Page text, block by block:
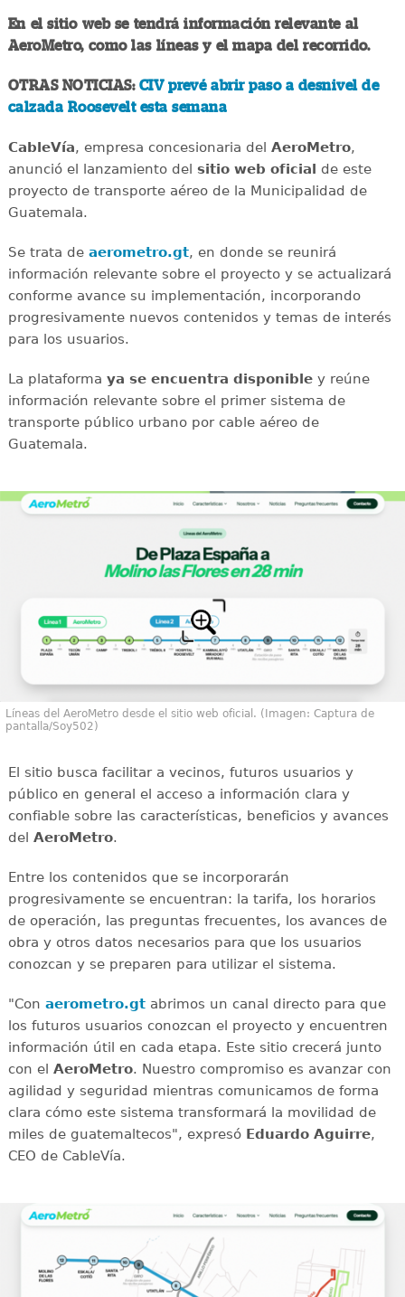
En el sitio web se tendrá información relevante al
AeroMetro, como las líneas y el mapa del recorrido.
OTRAS NOTICIAS: CIV prevé abrir paso a desnivel de
calzada Roosevelt esta semana
CableVía, empresa concesionaria del AeroMetro,
anunció el lanzamiento del sitio web oficial de este
proyecto de transporte aéreo de la Municipalidad de
Guatemala.
Se trata de aerometro.gt, en donde se reunirá
información relevante sobre el proyecto y se actualizará
conforme avance su implementación, incorporando
progresivamente nuevos contenidos y temas de interés
para los usuarios.
La plataforma ya se encuentra disponibley reúne
información relevante sobre el primer sistema de
transporte público urbano por cable aéreo de
Guatemala.
Líneas del AeroMetro desde el sitio web oficial. (Imagen: Captura de
pantalla/Soy502)
El sitio busca facilitar a vecinos, futuros usuarios y
público en general el acceso a información clara y
confiable sobre las características, beneficios y avances
del AeroMetro.
Entre los contenidos que se incorporarán
progresivamente se encuentran: la tarifa, los horarios
de operación, las preguntas frecuentes, los avances de
obra y otros datos necesarios para que los usuarios
conozcan y se preparen para utilizar el sistema.
"Con aerometro.gtabrimos un canal directo para que
los futuros usuarios conozcan el proyecto y encuentren
información útil en cada etapa. Este sitio crecerá junto
con el AeroMetro. Nuestro compromiso es avanzar con
agilidad y seguridad mientras comunicamos de forma
clara cómo este sistema transformará la movilidad de
miles de guatemaltecos", expresó Eduardo Aguirre,
CEO de CableVía.